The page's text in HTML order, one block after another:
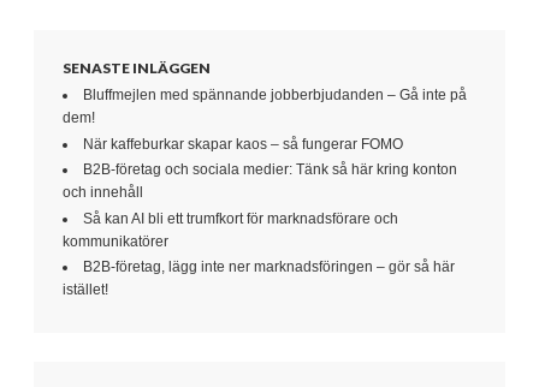
SENASTE INLÄGGEN
Bluffmejlen med spännande jobberbjudanden – Gå inte på
dem!
När kaffeburkar skapar kaos – så fungerar FOMO
B2B-företag och sociala medier: Tänk så här kring konton
och innehåll
Så kan AI bli ett trumfkort för marknadsförare och
kommunikatörer
B2B-företag, lägg inte ner marknadsföringen – gör så här
istället!